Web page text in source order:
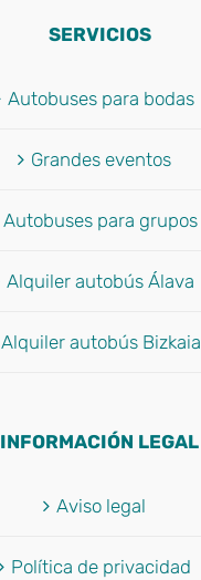
SERVICIOS
Autobuses para bodas
Grandes eventos
Autobuses para grupos
Alquiler autobús Álava
Alquiler autobús Bizkaia
INFORMACIÓN LEGAL
Aviso legal
Política de privacidad